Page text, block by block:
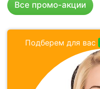
Все промо-акции
Подберем для вас